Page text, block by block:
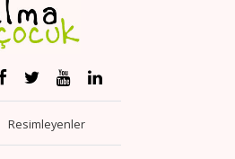
Resimleyenler